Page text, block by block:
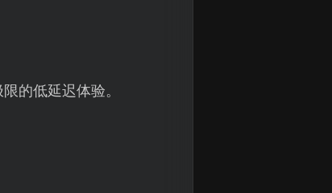
的低延迟体验。